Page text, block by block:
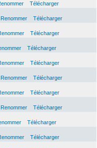
Télécharger
Renommer
Télécharger
Télécharger
Télécharger
Télécharger
Renommer
Télécharger
Télécharger
Renommer
Télécharger
Télécharger
Télécharger